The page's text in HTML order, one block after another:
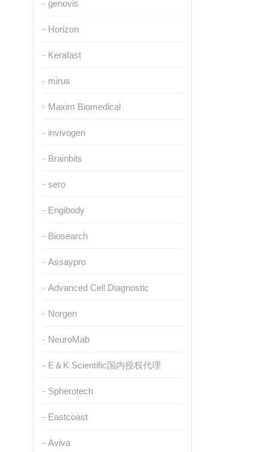
genovis
Horizon
Kerafast
mirus
Maxim Biomedical
invivogen
Brainbits
sero
Engibody
Biosearch
Assaypro
Advanced Cell Diagnostic
Norgen
NeuroMab
E＆K Scientific国内授权代理
Spherotech
Eastcoast
Aviva